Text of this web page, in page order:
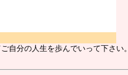
自分の人生を歩んでいって下さい。